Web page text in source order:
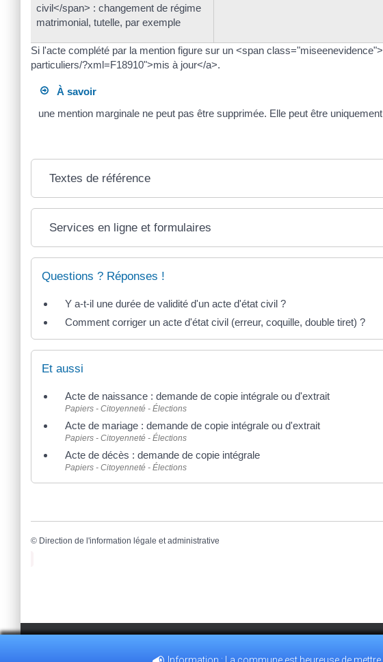
civil</span> : changement de régime
matrimonial, tutelle, par exemple
Si l'acte complété par la mention figure sur un <span
particuliers/?xml=F18910">mis à jour</a>.
À savoir
une mention marginale ne peut pas être supprimée. Elle peut être
Textes de référence
Services en ligne et formulaires
Questions ? Réponses !
Y a-t-il une durée de validité d'un acte d'état civil ?
Comment corriger un acte d'état civil (erreur, coquille, double tiret) ?
Et aussi
Acte de naissance : demande de copie intégrale ou d'extrait
Papiers - Citoyenneté - Élections
Acte de mariage : demande de copie intégrale ou d'extrait
Papiers - Citoyenneté - Élections
Acte de décès : demande de copie intégrale
Papiers - Citoyenneté - Élections
© Direction de l'information légale et administrative
35, GRANDE RUE 28210 VILLEMEUX-SUR-EURE 02.37.82.30.28